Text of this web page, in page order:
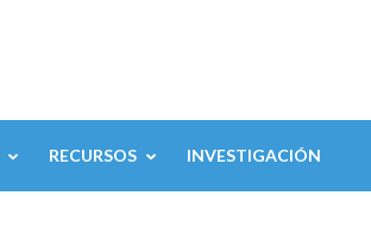
RECURSOS INVESTIGACIÓN